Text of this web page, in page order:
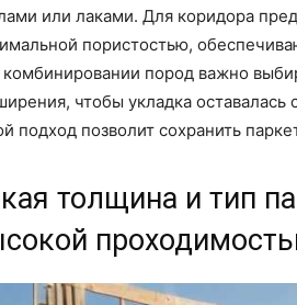
или лаками. Для коридора
пористостью,
пород важно
чтобы укладка
подход позволит сохранить
толщина и тип